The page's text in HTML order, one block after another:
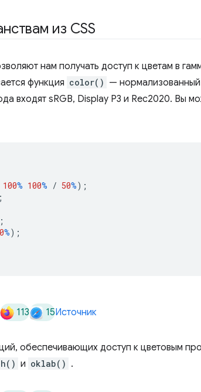
из CSS
нам получать доступ к цветам в
функция color() —
входят sRGB, Display P3 и Rec2020. Вы
100% 100% / 50%);
0%);
113 15Источник
обеспечивающих доступ к цветовым
и oklab() .